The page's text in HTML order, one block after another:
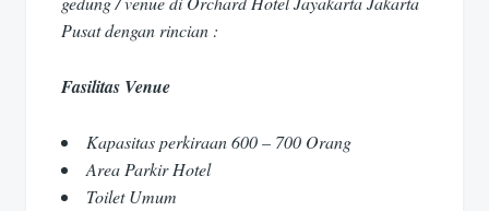
Pusat dengan rincian :
Fasilitas Venue
Kapasitas perkiraan 600 – 700 Orang
Area Parkir Hotel
Toilet Umum